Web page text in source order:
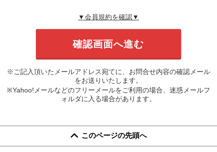
▼会員規約を確認▼
※ご記入頂いたメールアドレス宛てに、お問合せ内容の確認メール
をお送りいたします。
※Yahoo!メールなどのフリーメールをご利用の場合、迷惑メールフ
ォルダに入る場合があります。
このページの先頭へ